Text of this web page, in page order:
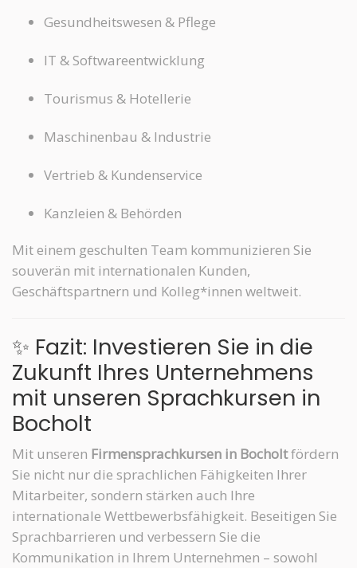
Gesundheitswesen & Pflege
IT & Softwareentwicklung
Tourismus & Hotellerie
Maschinenbau & Industrie
Vertrieb & Kundenservice
Kanzleien & Behörden
Mit einem geschulten Team kommunizieren Sie
souverän mit internationalen Kunden,
Geschäftspartnern und Kolleg*innen weltweit.
✨ Fazit: Investieren Sie in die
Zukunft Ihres Unternehmens
mit unseren Sprachkursen in
Bocholt
Mit unseren Firmensprachkursen in Bocholtfördern
Sie nicht nur die sprachlichen Fähigkeiten Ihrer
Mitarbeiter, sondern stärken auch Ihre
internationale Wettbewerbsfähigkeit. Beseitigen Sie
Sprachbarrieren und verbessern Sie die
Kommunikation in Ihrem Unternehmen – sowohl